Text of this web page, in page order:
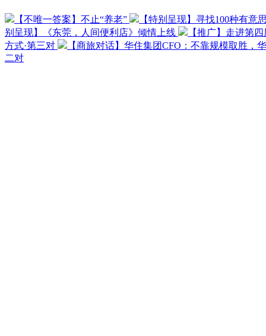
【不唯一答案】不止“养老”
【特别呈现】寻找100种有意
别呈现】《东莞，人间便利店》倾情上线
【推广】走进第
方式·第三对
【商旅对话】华住集团CFO：不靠规模取胜，
二对